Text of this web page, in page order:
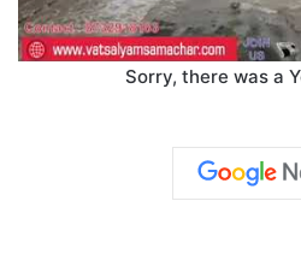
Sorry, there was a